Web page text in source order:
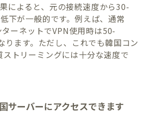
によると、元の接続速度から30-
下が一般的です。例えば、通常
ーネットでVPN使用時は50-
ります。ただし、これでも韓国コン
トリーミングには十分な速度で
サーバーにアクセスできます